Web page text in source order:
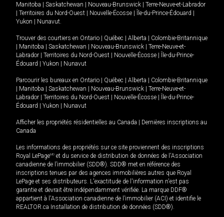
Manitoba | Saskatchewan | Nouveau-Brunswick | Terre-Neuve-et-Labrador
| Territoires du Nord-Ouest | Nouvelle-Écosse | Île-du-Prince-Édouard |
Yukon | Nunavut.
Trouver des courtiers en Ontario | Québec | Alberta | Colombie-Britannique
| Manitoba | Saskatchewan | Nouveau-Brunswick | Terre-Neuve-et-
Labrador | Territoires du Nord-Ouest | Nouvelle-Écosse | Île-du-Prince-
Édouard | Yukon | Nunavut
Parcourir les bureaux en Ontario | Québec | Alberta | Colombie-Britannique
| Manitoba | Saskatchewan | Nouveau-Brunswick | Terre-Neuve-et-
Labrador | Territoires du Nord-Ouest | Nouvelle-Écosse | Île-du-Prince-
Édouard | Yukon | Nunavut
Afficher les propriétés résidentielles au Canada | Dernières inscriptions au
Canada
Les informations des propriétés sur ce site proviennent des inscriptions
Royal LePageMD et du service de distribution de données de l'Association
canadienne de l’immobilier (SDD®). SDD® met en référence des
inscriptions tenues par des agences immobilières autres que Royal
LePage et ses distributeurs. L'exactitude de l'information n'est pas
garantie et devrait être indépendamment vérifiée. La marque DDF®
appartient à l'Association canadienne de l’immobilier (ACI) et identifie le
REALTOR.ca Installation de distribution de données (SDD®).